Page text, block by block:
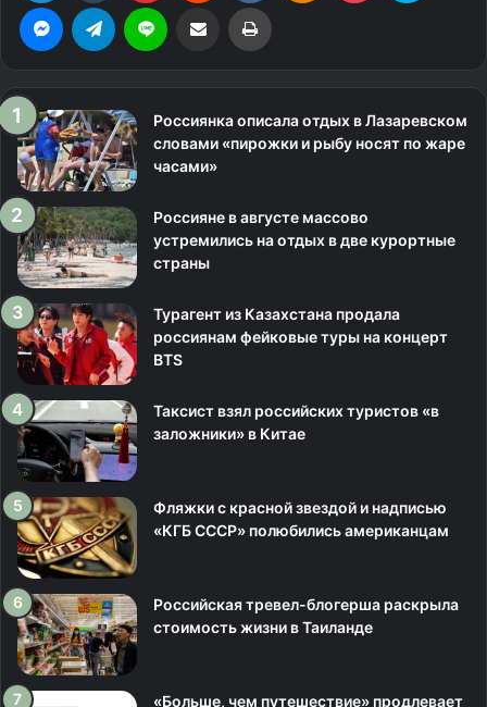
Россиянка описала отдых в Лазаревском
словами «пирожки и рыбу носят по жаре
часами»
Россияне в августе массово
устремились на отдых в две курортные
страны
Турагент из Казахстана продала
россиянам фейковые туры на концерт
BTS
Таксист взял российских туристов «в
заложники» в Китае
Фляжки с красной звездой и надписью
«КГБ СССР» полюбились американцам
Российская тревел-блогерша раскрыла
стоимость жизни в Таиланде
«Больше, чем путешествие» продлевает